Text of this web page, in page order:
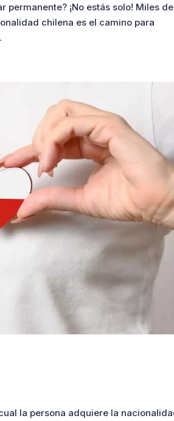
¡No estás solo! Miles de
chilena es el camino para
la persona adquiere la